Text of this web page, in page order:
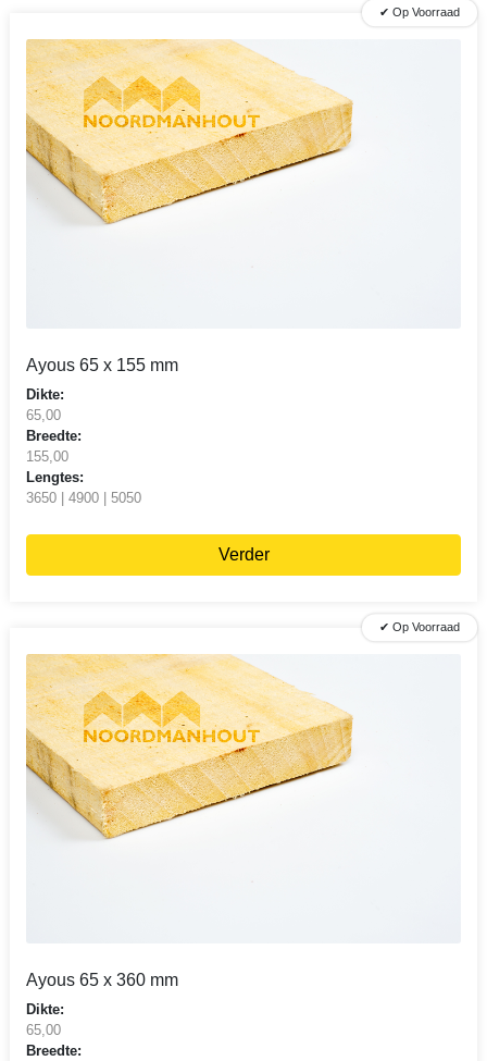
✔ Op Voorraad
Ayous 65 x 155 mm
Dikte:
65,00
Breedte:
155,00
Lengtes:
3650 | 4900 | 5050
Verder
✔ Op Voorraad
Ayous 65 x 360 mm
Dikte:
65,00
Breedte: